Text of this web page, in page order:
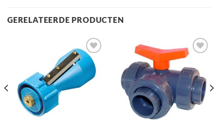
GERELATEERDE PRODUCTEN
Toevoegen
aan
verlanglijst
Toevoegen
aan
verlanglijst